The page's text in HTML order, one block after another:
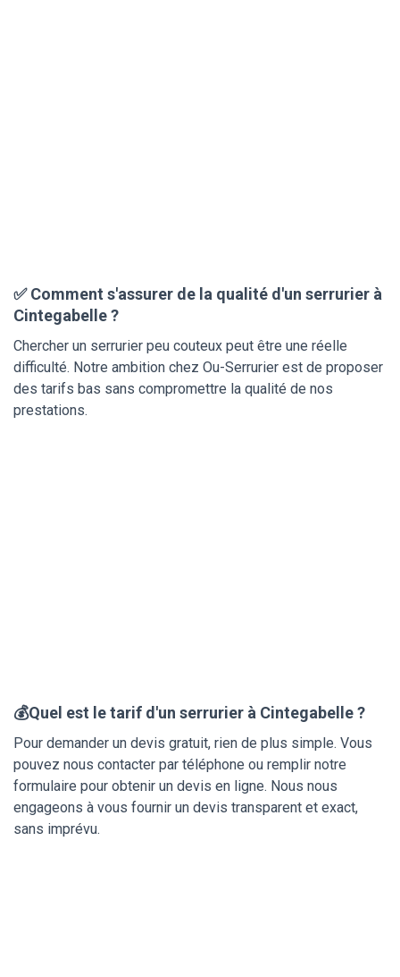
✅ Comment s'assurer de la qualité d'un serrurier à
Cintegabelle ?
Chercher un serrurier peu couteux peut être une réelle
difficulté. Notre ambition chez Ou-Serrurier est de proposer
des tarifs bas sans compromettre la qualité de nos
prestations.
💰Quel est le tarif d'un serrurier à Cintegabelle ?
Pour demander un devis gratuit, rien de plus simple. Vous
pouvez nous contacter par téléphone ou remplir notre
formulaire pour obtenir un devis en ligne. Nous nous
engageons à vous fournir un devis transparent et exact,
sans imprévu.